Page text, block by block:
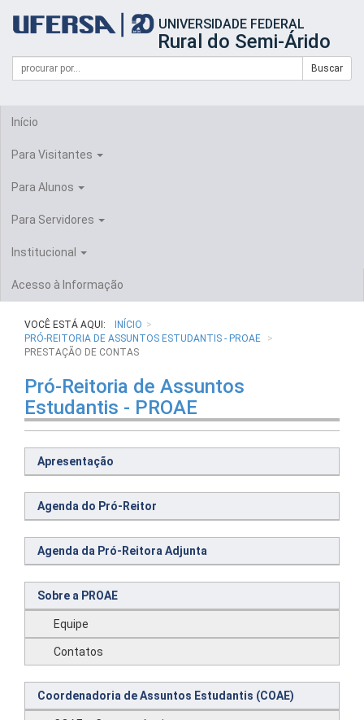
portal
UFERSA
UNIVERSIDADE FEDERAL
Rural do Semi-Árido
Formulário
Busca
Campo
de
Buscar
Início
Para Visitantes
Para Alunos
Para Servidores
Institucional
Acesso à Informação
VOCÊ ESTÁ AQUI:
INÍCIO
PRÓ-REITORIA DE ASSUNTOS ESTUDANTIS - PROAE
PRESTAÇÃO DE CONTAS
Pró-Reitoria de Assuntos
Estudantis - PROAE
Apresentação
Agenda do Pró-Reitor
Agenda da Pró-Reitora Adjunta
Sobre a PROAE
Equipe
Contatos
Coordenadoria de Assuntos Estudantis (COAE)